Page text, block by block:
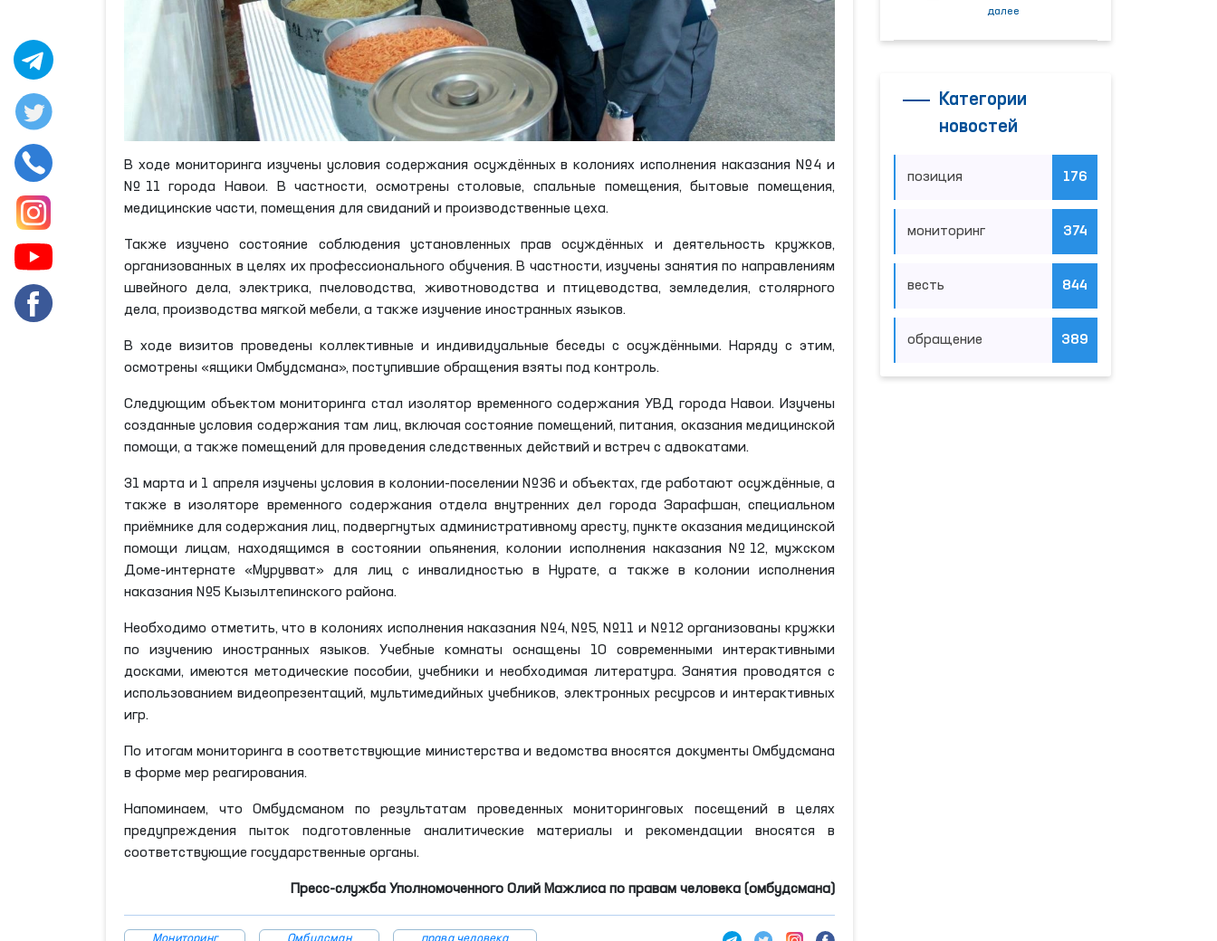
В ходе мониторинга изучены условия содержания осуждённых в колониях исполнения наказания №4 и
№11 города Навои. В частности, осмотрены столовые, спальные помещения, бытовые помещения,
медицинские части, помещения для свиданий и производственные цеха.
Также изучено состояние соблюдения установленных прав осуждённых и деятельность кружков,
организованных в целях их профессионального обучения. В частности, изучены занятия по направлениям
швейного дела, электрика, пчеловодства, животноводства и птицеводства, земледелия, столярного
дела, производства мягкой мебели, а также изучение иностранных языков.
В ходе визитов проведены коллективные и индивидуальные беседы с осуждёнными. Наряду с этим,
осмотрены «ящики Омбудсмана», поступившие обращения взяты под контроль.
Следующим объектом мониторинга стал изолятор временного содержания УВД города Навои. Изучены
созданные условия содержания там лиц, включая состояние помещений, питания, оказания медицинской
помощи, а также помещений для проведения следственных действий и встреч с адвокатами.
31 марта и 1 апреля изучены условия в колонии-поселении №36 и объектах, где работают осуждённые, а
также в изоляторе временного содержания отдела внутренних дел города Зарафшан, специальном
приёмнике для содержания лиц, подвергнутых административному аресту, пункте оказания медицинской
помощи лицам, находящимся в состоянии опьянения, колонии исполнения наказания №12, мужском
Доме-интернате «Мурувват» для лиц с инвалидностью в Нурате, а также в колонии исполнения
наказания №5 Кызылтепинского района.
Необходимо отметить, что в колониях исполнения наказания №4, №5, №11 и №12 организованы кружки
по изучению иностранных языков. Учебные комнаты оснащены 10 современными интерактивными
досками, имеются методические пособии, учебники и необходимая литература. Занятия проводятся с
использованием видеопрезентаций, мультимедийных учебников, электронных ресурсов и интерактивных
игр.
По итогам мониторинга в соответствующие министерства и ведомства вносятся документы Омбудсмана
в форме мер реагирования.
Напоминаем, что Омбудсманом по результатам проведенных мониторинговых посещений в целях
предупреждения пыток подготовленные аналитические материалы и рекомендации вносятся в
соответствующие государственные органы.
Пресс-служба Уполномоченного Олий Мажлиса по правам человека (омбудсмана)
определяются
далее
Категории
новостей
позиция 176
мониторинг 374
весть 844
обращение 389